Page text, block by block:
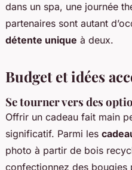
dans un spa, une journée
partenaires sont autant
détente unique à deux.
Budget et idées
Se tourner vers des
Offrir un cadeau fait main
significatif. Parmi les
photo à partir de bois
confectionnez des bougies